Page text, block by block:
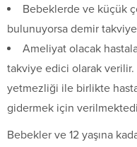
Bebeklerde ve küçük
bulunuyorsa demir
Ameliyat olacak
takviye edici olarak
yetmezliği ile birlikte
gidermek için
Bebekler ve 12 yaşına